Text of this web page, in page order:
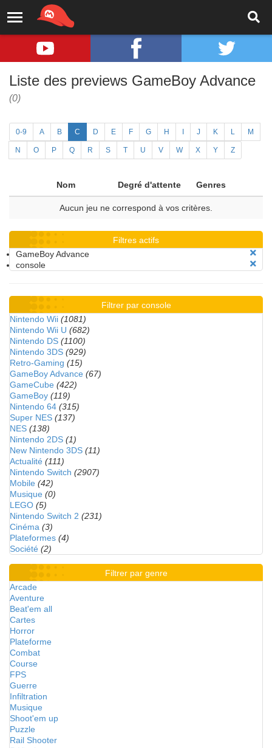
Liste des previews GameBoy Advance
(0)
0-9 A B C D E F G H J K L M
N O P Q R S T U V W X Y Z
Nom Degré d'attente Genres
Aucun jeu ne correspond à vos critères.
Filtres actifs
GameBoy Advance
console
Filtrer par console
Nintendo Wii (1081)
Nintendo Wii U (682)
Nintendo DS (1100)
Nintendo 3DS (929)
Retro-Gaming (15)
GameBoy Advance (67)
GameCube (422)
GameBoy (119)
Nintendo 64 (315)
Super NES (137)
NES (138)
Nintendo 2DS (1)
New Nintendo 3DS (11)
Actualité (111)
Nintendo Switch (2907)
Mobile (42)
Musique (0)
LEGO (5)
Nintendo Switch 2 (231)
Cinéma (3)
Plateformes (4)
Société (2)
Filtrer par genre
Arcade
Aventure
Beat'em all
Cartes
Horror
Plateforme
Combat
Course
FPS
Guerre
Infiltration
Musique
Shoot'em up
Puzzle
Rail Shooter